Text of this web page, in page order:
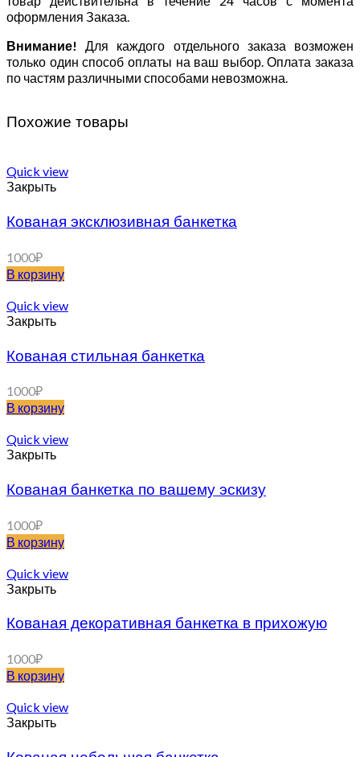
оформления Заказа.
Внимание!
Для каждого отдельного заказа возможен
только один способ оплаты на ваш выбор. Оплата заказа
по частям различными способами невозможна.
Похожие товары
Quick view
Закрыть
Кованая эксклюзивная банкетка
1000₽
В корзину
Quick view
Закрыть
Кованая стильная банкетка
1000₽
В корзину
Quick view
Закрыть
Кованая банкетка по вашему эскизу
1000₽
В корзину
Quick view
Закрыть
Кованая декоративная банкетка в прихожую
1000₽
В корзину
Quick view
Закрыть